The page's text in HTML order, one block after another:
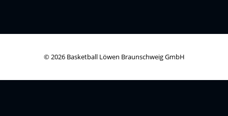
© 2026 Basketball Löwen Braunschweig GmbH